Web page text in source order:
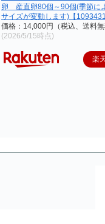
卵 産直卵80個～90個(季節に
サイズが変動します)【
価格：14,000円（税込、送料
(2026/5/15時点)
楽